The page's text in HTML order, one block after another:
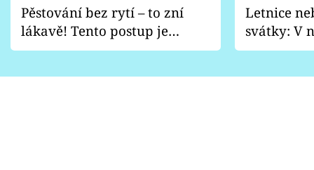
Pěstování bez rytí – to zní
lákavě! Tento postup je
vhodný jen pro některé
Letnice
svátky: V
pondělí